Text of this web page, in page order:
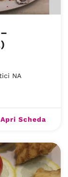
NA
Apri Scheda